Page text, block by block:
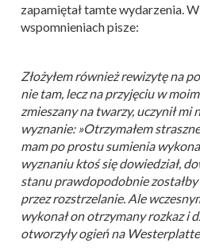
zapamiętał tamte wydarzenia.
wspomnieniach pisze:
Złożyłem również rewizytę na
nie tam, lecz na przyjęciu w
zmieszany na twarzy, uczynił mi
wyznanie: »Otrzymałem
mam po prostu sumienia
wyznaniu ktoś się dowiedział,
stanu prawdopodobnie
przez rozstrzelanie. Ale
wykonał on otrzymany rozkaz i
otworzyły ogień na